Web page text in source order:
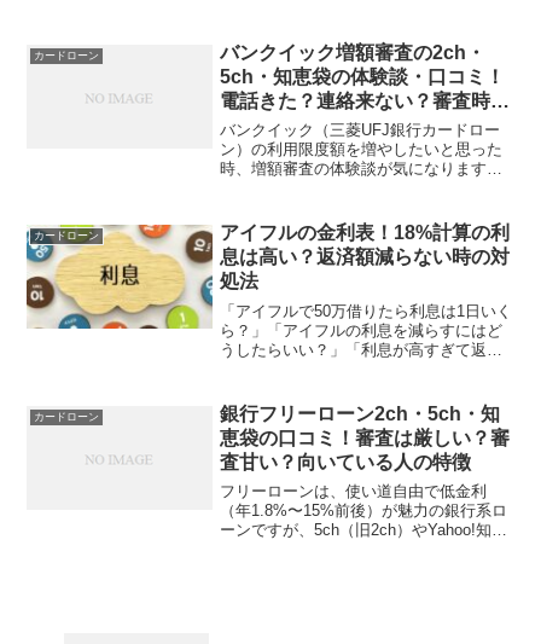
でもデメリットがある」「やばい」など
の声がみられます。確かに...
カードローン
バンクイック増額審査の2ch・
5ch・知恵袋の体験談・口コミ！
電話きた？連絡来ない？審査時間
など
バンクイック（三菱UFJ銀行カードロー
ン）の利用限度額を増やしたいと思った
時、増額審査の体験談が気になりますよ
がたくさん投稿されています。バンクイ
ックは銀行カード...
カードローン
アイフルの金利表！18%計算の利
息は高い？返済額減らない時の対
処法
「アイフルで50万借りたら利息は1日いく
ら？」「アイフルの利息を減らすにはど
うしたらいい？」「利息が高すぎて返済
ドローンは、利息がかかることを理解し
ているものの、1日い...
カードローン
銀行フリーローン2ch・5ch・知
恵袋の口コミ！審査は厳しい？審
査甘い？向いている人の特徴
フリーローンは、使い道自由で低金利
（年1.8%〜15%前後）が魅力の銀行系ロ
ーンですが、5ch（旧2ch）やYahoo!知恵